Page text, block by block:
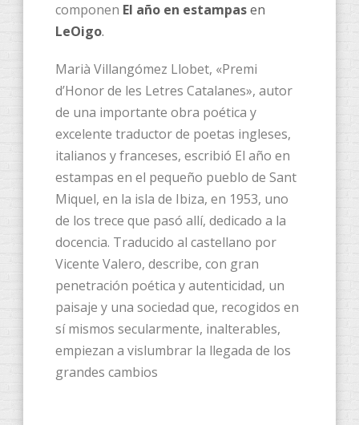
componen El año en estampasen
LeOigo.
Marià Villangómez Llobet, «Premi
d’Honor de les Letres Catalanes», autor
de una importante obra poética y
excelente traductor de poetas ingleses,
italianos y franceses, escribió El año en
estampas en el pequeño pueblo de Sant
Miquel, en la isla de Ibiza, en 1953, uno
de los trece que pasó allí, dedicado a la
docencia. Traducido al castellano por
Vicente Valero, describe, con gran
penetración poética y autenticidad, un
paisaje y una sociedad que, recogidos en
sí mismos secularmente, inalterables,
empiezan a vislumbrar la llegada de los
grandes cambios